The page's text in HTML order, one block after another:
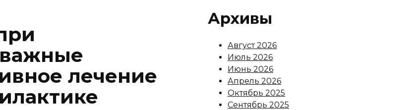
лечение
Архивы
Август 2026
Июль 2026
Июнь 2026
Апрель 2026
Октябрь 2025
Сентябрь 2025